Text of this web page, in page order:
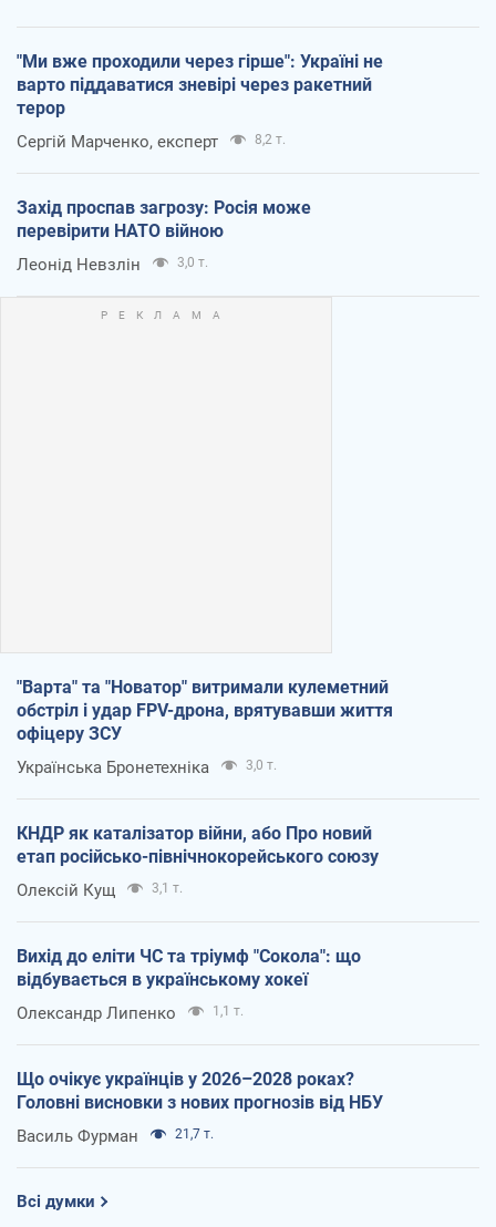
"Ми вже проходили через гірше": Україні не
варто піддаватися зневірі через ракетний
терор
Сергій Марченко, експерт 8,2 т.
Захід проспав загрозу: Росія може
перевірити НАТО війною
Леонід Невзлін 3,0 т.
"Варта" та "Новатор" витримали кулеметний
обстріл і удар FPV-дрона, врятувавши життя
офіцеру ЗСУ
Українська Бронетехніка 3,0 т.
КНДР як каталізатор війни, або Про новий
етап російсько-північнокорейського союзу
Олексій Кущ 3,1 т.
Вихід до еліти ЧС та тріумф "Сокола": що
відбувається в українському хокеї
Олександр Липенко 1,1 т.
Що очікує українців у 2026–2028 роках?
Головні висновки з нових прогнозів від НБУ
Василь Фурман 21,7 т.
Всі думки